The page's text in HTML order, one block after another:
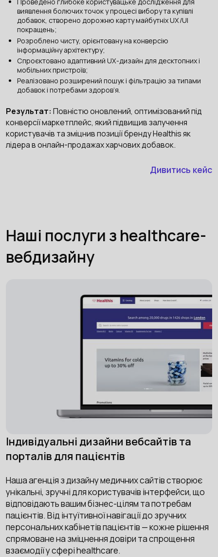
Проведено глибоке користувацьке дослідження для
виявлення болючих точок у процесі вибору та купівлі
добавок, створено дорожню карту майбутніх UX/UI
покращень;
Розроблено чисту, орієнтовану на конверсію
інформаційну архітектуру;
Спроєктовано адаптивний UX-дизайн для десктопних і
мобільних пристроїв;
Реалізовано розширений пошук і фільтрацію за типами
добавок і потребами здоров’я.
Результат: Повністю оновлений, оптимізований під
конверсії маркетплейс, який підвищив залучення
користувачів та зміцнив позиції бренду Healthis як
лідера в онлайн-продажах харчових добавок.
Дивитись кейс
Наші послуги з healthcare-
вебдизайну
Індивідуальні дизайни вебсайтів та
порталів для пацієнтів
Наша агенція з дизайну медичних сайтів створює
унікальні, зручні для користувачів інтерфейси, що
відповідають вашим бізнес-цілям та потребам
пацієнтів. Від інтуїтивної навігації до зручних
персональних кабінетів пацієнтів — кожне рішення
спрямоване на зміцнення довіри та спрощення
взаємодії у сфері healthcare.